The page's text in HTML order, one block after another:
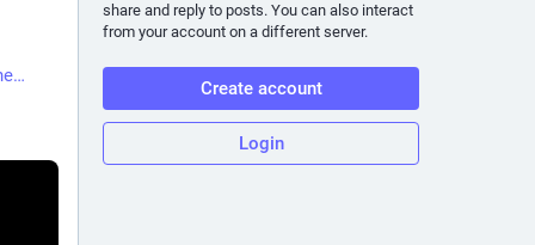
share and reply to posts. You can also interact
from your account on a different server.
Create account
Login